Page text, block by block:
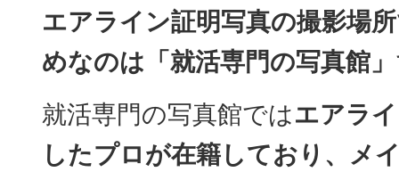
エアライン証明写真の撮影場
めなのは「就活専門の写真館」
就活専門の写真館ではエアラ
したプロが在籍しており、メ